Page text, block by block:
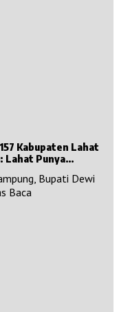
Kabupaten Lahat
Lahat Punya